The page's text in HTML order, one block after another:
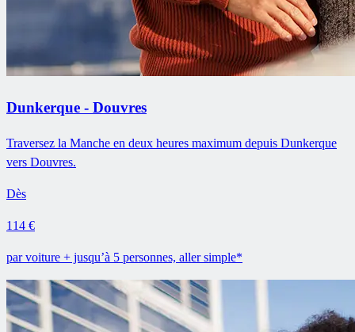
Dunkerque - Douvres
Traversez la Manche en deux heures maximum depuis Dunkerque
vers Douvres.
Dès
114 €
par voiture + jusqu’à 5 personnes, aller simple*